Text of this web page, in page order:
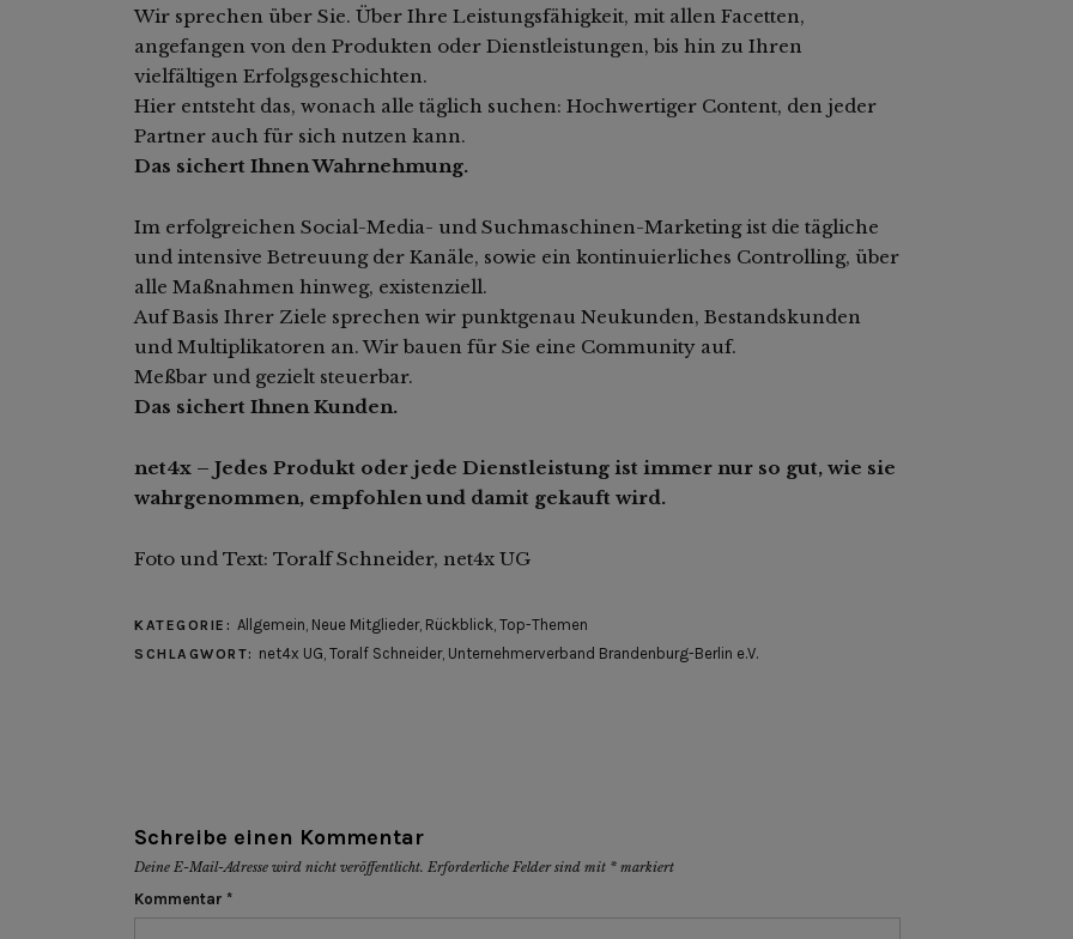
Wir sprechen über Sie. Über Ihre Leistungsfähigkeit, mit allen Facetten,
angefangen von den Produkten oder Dienstleistungen, bis hin zu Ihren
vielfältigen Erfolgsgeschichten.
Hier entsteht das, wonach alle täglich suchen: Hochwertiger Content, den jeder
Partner auch für sich nutzen kann.
Das sichert Ihnen Wahrnehmung.
Im erfolgreichen Social-Media- und Suchmaschinen-Marketing ist die tägliche
und intensive Betreuung der Kanäle, sowie ein kontinuierliches Controlling, über
alle Maßnahmen hinweg, existenziell.
Auf Basis Ihrer Ziele sprechen wir punktgenau Neukunden, Bestandskunden
und Multiplikatoren an. Wir bauen für Sie eine Community auf.
Meßbar und gezielt steuerbar.
Das sichert Ihnen Kunden.
net4x – Jedes Produkt oder jede Dienstleistung ist immer nur so gut, wie sie
wahrgenommen, empfohlen und damit gekauft wird.
Foto und Text: Toralf Schneider, net4x UG
KATEGORIE: Allgemein Neue Mitglieder, Rückblick Top-Themen
SCHLAGWORT: net4x UG Toralf Schneider, Unternehmerverband Brandenburg-Berlin e.V.
Schreibe einen Kommentar
Deine E-Mail-Adresse wird nicht veröffentlicht. Erforderliche Felder sind mit * markiert
Kommentar *